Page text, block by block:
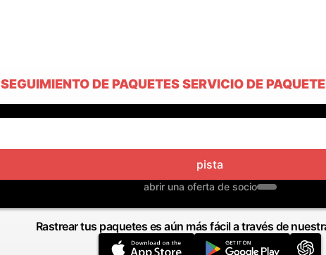
SEGUIMIENTO DE PAQUETES SERVICIO DE
pista
abrir una oferta de socio
Rastrear tus paquetes es aún más fácil a través de